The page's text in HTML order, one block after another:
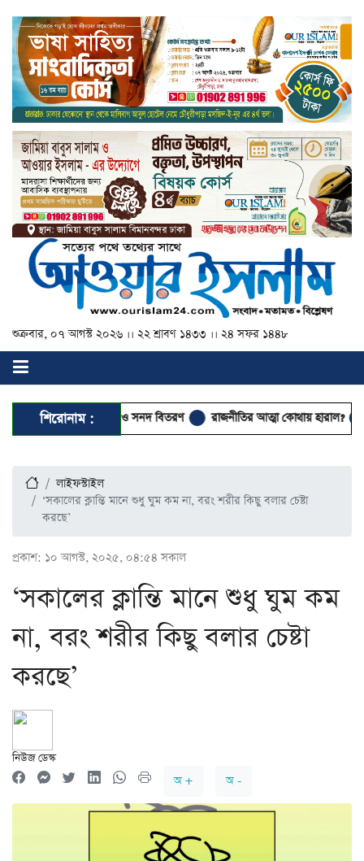
শুক্রবার, ০৭ আগস্ট ২০২৬ ।। ২২ শ্রাবণ ১৪৩৩ ।। ২৪ সফর ১৪৪৮
শিরোনাম :
নুসূস’ কোর্স ও সনদ বিতরণ রাজনীতির আত্মা কোথায় হারাল?
লাইফস্টাইল
‘সকালের ক্লান্তি মানে শুধু ঘুম কম না, বরং শরীর কিছু বলার চেষ্টা
করছে’
প্রকাশ: ১০ আগস্ট, ২০২৫, ০৪:৫৪ সকাল
‘সকালের ক্লান্তি মানে শুধু ঘুম কম
না, বরং শরীর কিছু বলার চেষ্টা
করছে’
নিউজ ডেস্ক
অ +
অ -